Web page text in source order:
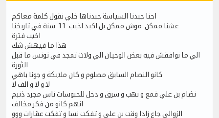
احنا جبدنا السياسة جبدناها خلي نقول كلمة معاكم
عشنا ممكن موش ممكن بل اكيد اخيب 11 سنة في تاريخنا
اخيب فترة
هذا ما فيهش شك
الي ما نوافقش فيه بعض الوخيان الي ولات تمجد في تونس ما قبل
الثورة
كانو النضام السابق مضلوم و كان ملايكة و جونا باهي
لا و لا و الف لا
نضام بن علي قمع و نهب و سرق و دخل للحبوسات ناس مجرد ذنبم
انهم كانو من فكر مخالف
الزوالي جاع زادا وقت بن علي و تفكت نسا و تفكت عقارات ووو